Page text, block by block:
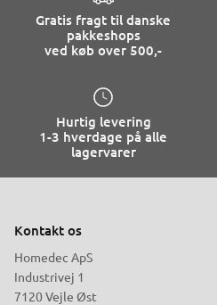
Gratis fragt til danske
pakkeshops
ved køb over 500,-
Hurtig levering
1-3 hverdage på alle
lagervarer
Kontakt os
Homedec ApS
Industrivej 1
7120 Vejle Øst